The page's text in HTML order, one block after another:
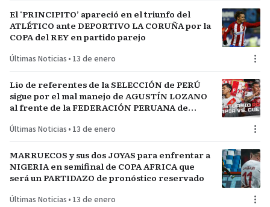
El ‘PRINCIPITO’ apareció en el triunfo del
ATLÉTICO ante DEPORTIVO LA CORUÑA por la
COPA del REY en partido parejo
Últimas Noticias • 13 de enero
Lío de referentes de la SELECCIÓN de PERÚ
sigue por el mal manejo de AGUSTÍN LOZANO
al frente de la FEDERACIÓN PERUANA de
Últimas Noticias • 13 de enero
MARRUECOS y sus dos JOYAS para enfrentar a
NIGERIA en semifinal de COPA AFRICA que
será un PARTIDAZO de pronóstico reservado
Últimas Noticias • 13 de enero